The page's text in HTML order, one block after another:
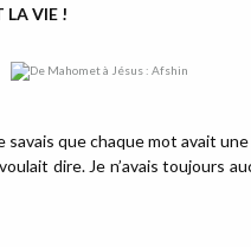
LA VIE !
que chaque mot avait
dire. Je n’avais toujours